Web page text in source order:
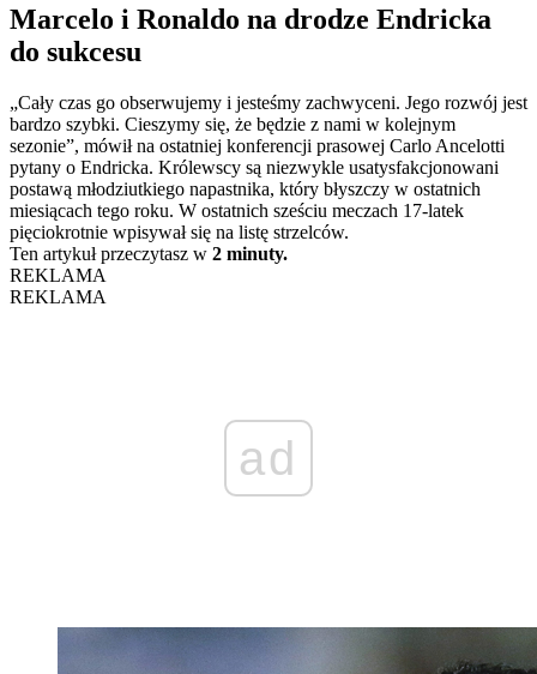
Marcelo i Ronaldo na drodze Endricka
do sukcesu
„Cały czas go obserwujemy i jesteśmy zachwyceni. Jego rozwój jest
bardzo szybki. Cieszymy się, że będzie z nami w kolejnym
sezonie”, mówił na ostatniej konferencji prasowej Carlo Ancelotti
pytany o Endricka. Królewscy są niezwykle usatysfakcjonowani
postawą młodziutkiego napastnika, który błyszczy w ostatnich
miesiącach tego roku. W ostatnich sześciu meczach 17-latek
pięciokrotnie wpisywał się na listę strzelców.
Ten artykuł przeczytasz w 2 minuty.
REKLAMA
REKLAMA
ad